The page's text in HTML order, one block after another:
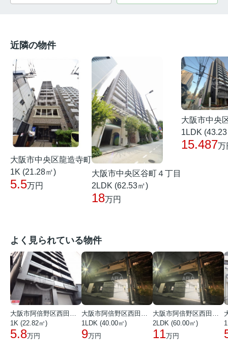
近隣の物件
大阪市中央区龍造寺町
1K (21.28㎡)
5.5万円
大阪市中央区谷町４丁目
2LDK (62.53㎡)
18万円
大阪市中央
1LDK
15.487万
よく見られている物件
1K (22.82㎡)
5.8万円
1LDK (40.00㎡)
9万円
2LDK (60.00㎡)
11万円